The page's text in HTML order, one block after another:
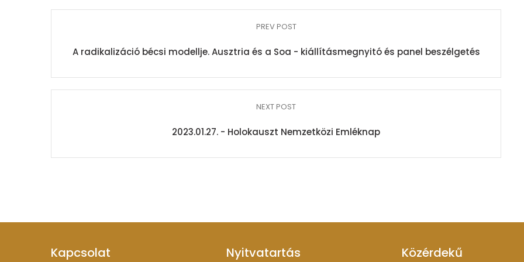
PREV POST
A radikalizáció bécsi modellje. Ausztria és a Soa - kiállításmegnyitó és panel beszélgetés
NEXT POST
2023.01.27. - Holokauszt Nemzetközi Emléknap
Kapcsolat Nyitvatartás Közérdekű